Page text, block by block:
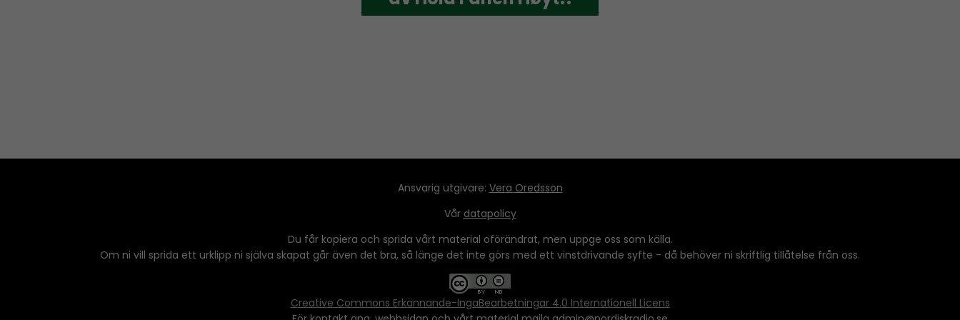
Ansvarig utgivare: Vera Oredsson
Vår datapolicy
Du får kopiera och sprida vårt material oförändrat, men uppge oss som källa.
Om ni vill sprida ett urklipp ni själva skapat går även det bra, så länge det inte görs med ett vinstdrivande syfte - då behöver ni skriftlig tillåtelse från oss.
Creative Commons Erkännande-IngaBearbetningar 4.0 Internationell Licens